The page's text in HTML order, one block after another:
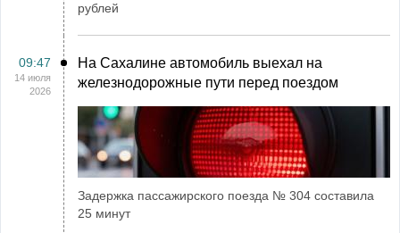
рублей
09:47
14 июля
2026
На Сахалине автомобиль выехал на
железнодорожные пути перед поездом
Задержка пассажирского поезда № 304 составила
25 минут